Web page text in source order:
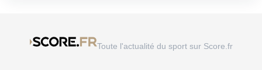
prépare son grand retour à Lille !
Toute l'actualité du sport sur Score.fr